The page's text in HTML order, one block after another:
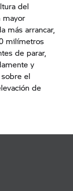
del
mayor
más arrancar,
milímetros
de parar,
y
el
de